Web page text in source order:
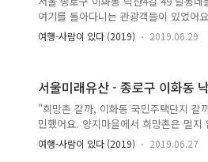
악명도 자자한 곳이구요. 지금은 영등
노숙자들 때문에 ..
여기를 돌아다니는 관광객들이 있었어
할 건 없어요. 스마트폰, 카메라로 사진
는 거니까요. 이화동 자체가 벽화마을
게까지 많이 힘들지도 않구요. 마을 주
늘은 사진 찍는 사람들이 많이 왔다고
울에서 관광지화되며 몸살을 크게 앓
압도적으로 1등인 북촌..
여행-사람이 있다 (2019) 2019.06.29
서울미래유산 - 종로구 이화동
"희망촌 갈까, 이화동 국민주택단지 갈
민했어요. 양지마을에서 희망촌은 멀
이었어요. 문제는 시간이었어요. 너무
었어요. 양지마을에서 계속 올라갔다
여행-사람이 있다 (2019) 2019.06.27